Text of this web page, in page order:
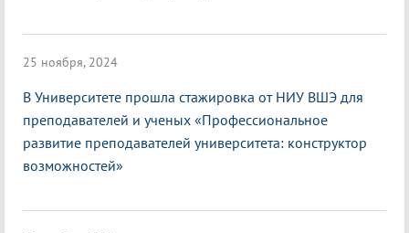
25 ноября, 2024
В Университете прошла стажировка от НИУ ВШЭ для
преподавателей и ученых «Профессиональное
развитие преподавателей университета: конструктор
возможностей»